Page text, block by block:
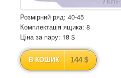
Розмірний ряд: 40-45
Комплектація ящика: 8
Ціна за пару: 18 $
В КОШИК 144 $